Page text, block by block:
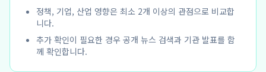
정책, 기업, 산업 영향은 최소 2개 이상의 관점으로 비교합
니다.
추가 확인이 필요한 경우 공개 뉴스 검색과 기관 발표를 함
께 확인합니다.